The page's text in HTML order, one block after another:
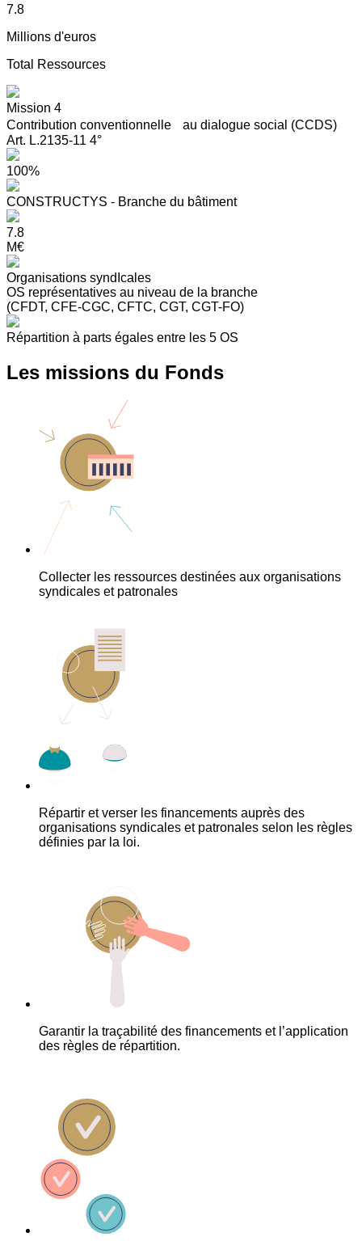
7.8
Millions d'euros
Total Ressources
Mission 4
Contribution conventionnelle au dialogue social (CCDS)
Art. L.2135-11 4°
100%
CONSTRUCTYS - Branche du bâtiment
7.8
M€
Organisations syndIcales
OS représentatives au niveau de la branche
(CFDT, CFE-CGC, CFTC, CGT, CGT-FO)
Répartition à parts égales entre les 5 OS
Les missions du Fonds
Collecter les ressources destinées aux organisations
syndicales et patronales
Répartir et verser les financements auprès des
organisations syndicales et patronales selon les règles
définies par la loi.
Garantir la traçabilité des financements et l’application
des règles de répartition.